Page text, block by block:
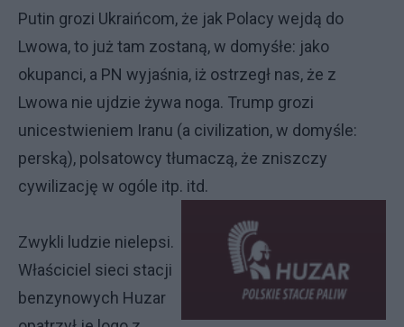
Putin grozi Ukraińcom, że jak Polacy wejdą do
Lwowa, to już tam zostaną, w domyśłe: jako
okupanci, a PN wyjaśnia, iż ostrzegł nas, że z
Lwowa nie ujdzie żywa noga. Trump grozi
unicestwieniem Iranu (a civilization, w domyśle:
perską), polsatowcy tłumaczą, że zniszczy
cywilizację w ogóle itp. itd.
Zwykli ludzie nielepsi.
Właściciel sieci stacji
benzynowych Huzar